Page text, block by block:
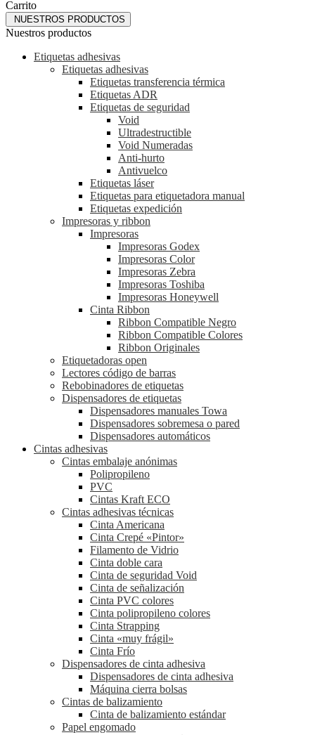
Carrito
NUESTROS PRODUCTOS
Nuestros productos
Etiquetas adhesivas
Etiquetas adhesivas
Etiquetas transferencia térmica
Etiquetas ADR
Etiquetas de seguridad
Void
Ultradestructible
Void Numeradas
Anti-hurto
Antivuelco
Etiquetas láser
Etiquetas para etiquetadora manual
Etiquetas expedición
Impresoras y ribbon
Impresoras
Impresoras Godex
Impresoras Color
Impresoras Zebra
Impresoras Toshiba
Impresoras Honeywell
Cinta Ribbon
Ribbon Compatible Negro
Ribbon Compatible Colores
Ribbon Originales
Etiquetadoras open
Lectores código de barras
Rebobinadores de etiquetas
Dispensadores de etiquetas
Dispensadores manuales Towa
Dispensadores sobremesa o pared
Dispensadores automáticos
Cintas adhesivas
Cintas embalaje anónimas
Polipropileno
PVC
Cintas Kraft ECO
Cintas adhesivas técnicas
Cinta Americana
Cinta Crepé «Pintor»
Filamento de Vidrio
Cinta doble cara
Cinta de seguridad Void
Cinta de señalización
Cinta PVC colores
Cinta polipropileno colores
Cinta Strapping
Cinta «muy frágil»
Cinta Frío
Dispensadores de cinta adhesiva
Dispensadores de cinta adhesiva
Máquina cierra bolsas
Cintas de balizamiento
Cinta de balizamiento estándar
Papel engomado